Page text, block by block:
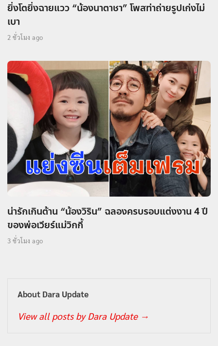
ยิ่งโตยิ่งฉายแวว “น้องนาตาชา” โพสท่าถ่ายรูปเก่งไม่
เบา
2 ชั่วโมง ago
น่ารักเกินต้าน “น้องวิริน” ฉลองครบรอบแต่งงาน 4 ปี
ของพ่อเวียร์แม่วิกกี้
3 ชั่วโมง ago
About Dara Update
View all posts by Dara Update →